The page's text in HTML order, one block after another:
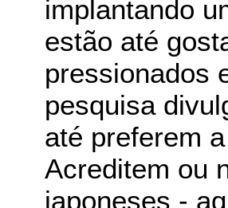
implantando
estão até
pressionados
pesquisa
até preferem
Acreditem ou
japoneses -